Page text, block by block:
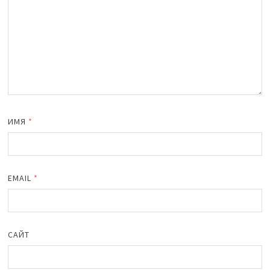
ИМЯ *
EMAIL *
САЙТ